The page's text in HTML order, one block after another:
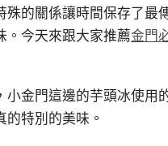
的關係讓時間保存了最
。今天來跟大家推薦金門
金門這邊的芋頭冰使用
特別的美味。